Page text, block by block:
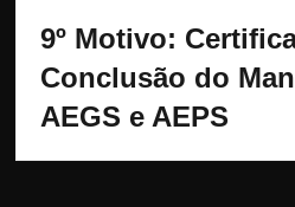
9º Motivo:
Conclusão do
AEGS e AEPS